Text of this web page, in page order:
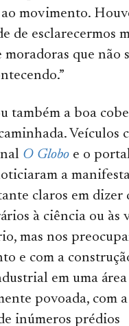
movimento.
de esclarecermos
moradoras que não
também a boa
Veículos
O Globo e o
a
claros em dizer
à ciência ou às
mas nos
e com a
em uma área
povoada, com a
inúmeros prédios